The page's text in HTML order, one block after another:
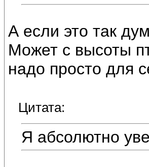
А если это так
Может с высоты
надо просто для
Цитата:
Я абсолютно